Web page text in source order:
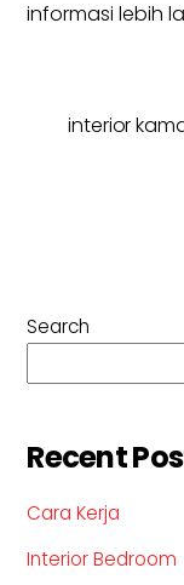
informasi lebih
interior
Search
Recent
Cara Kerja
Interior Bedroom